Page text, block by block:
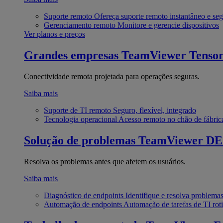
Suporte remoto Ofereça suporte remoto instantâneo e
Gerenciamento remoto Monitore e gerencie dispositivos
Ver planos e preços
Grandes empresas TeamViewer Tensor
Conectividade remota projetada para operações seguras.
Saiba mais
Suporte de TI remoto Seguro, flexível, integrado
Tecnologia operacional Acesso remoto no chão de
Solução de problemas TeamViewer
Resolva os problemas antes que afetem os usuários.
Saiba mais
Diagnóstico de endpoints Identifique e resolva problemas
Automação de endpoints Automação de tarefas de TI